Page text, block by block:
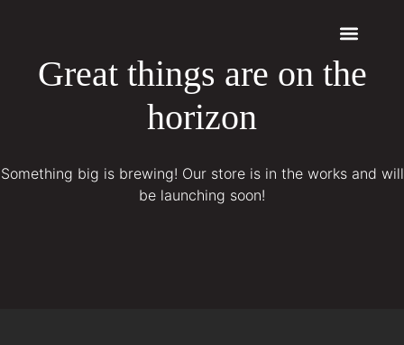
Great things are on the
horizon
Something big is brewing! Our store is in the works and will
be launching soon!